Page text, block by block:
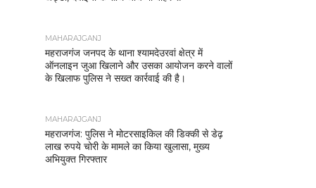
MAHARAJGANJ
महराजगंज जनपद के थाना श्यामदेउरवां क्षेत्र में
ऑनलाइन जुआ खिलाने और उसका आयोजन करने वालों
के खिलाफ पुलिस ने सख्त कार्रवाई की है।
MAHARAJGANJ
महराजगंज: पुलिस ने मोटरसाइकिल की डिक्की से डेढ़
लाख रुपये चोरी के मामले का किया खुलासा, मुख्य
अभियुक्त गिरफ्तार